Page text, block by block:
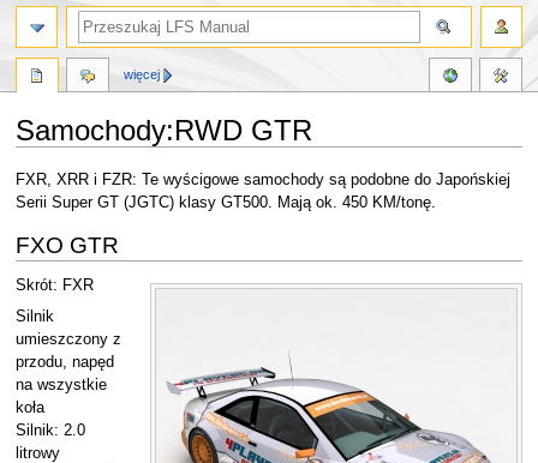
Samochody:RWD GTR
Przejdź
do
Przejdź
do
FXR, XRR i FZR: Te wyścigowe samochody są podobne do Japońskiej
Serii Super GT (JGTC) klasy GT500. Mają ok. 450 KM/tonę.
FXO GTR
Skrót: FXR
Silnik
umieszczony z
przodu, napęd
na wszystkie
koła
Silnik: 2.0
litrowy
więcej